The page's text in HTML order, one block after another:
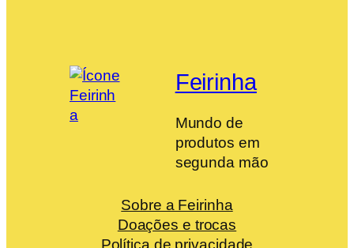
Feirinha
Mundo de
produtos em
segunda mão
Sobre a Feirinha
Doações e trocas
Política de privacidade